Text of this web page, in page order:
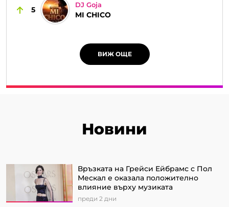
5
DJ Goja
MI CHICO
ВИЖ ОЩЕ
Новини
Връзката на Грейси Ейбрамс с Пол
Мескал е оказала положително
влияние върху музиката
преди 2 дни